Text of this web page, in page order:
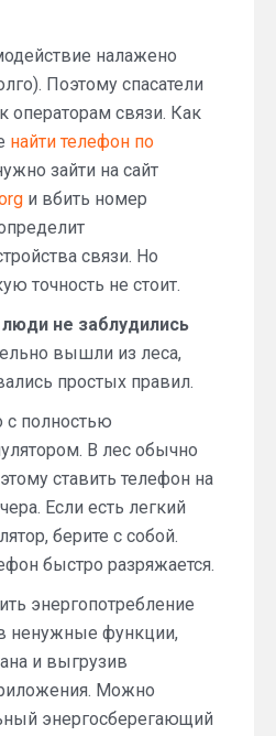
налажено
Поэтому спасатели
операторам связи. Как
найти телефон по
зайти на сайт
и вбить номер
связи. Но
точность не стоит.
люди не заблудились
вышли из леса,
простых правил.
с полностью
В лес обычно
ставить телефон на
Если есть легкий
берите с собой.
быстро разряжается.
энергопотребление
ненужные функции,
и выгрузив
Можно
энергосберегающий